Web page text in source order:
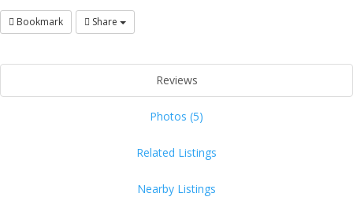
Bookmark Share
Reviews
Photos (5)
Related Listings
Nearby Listings